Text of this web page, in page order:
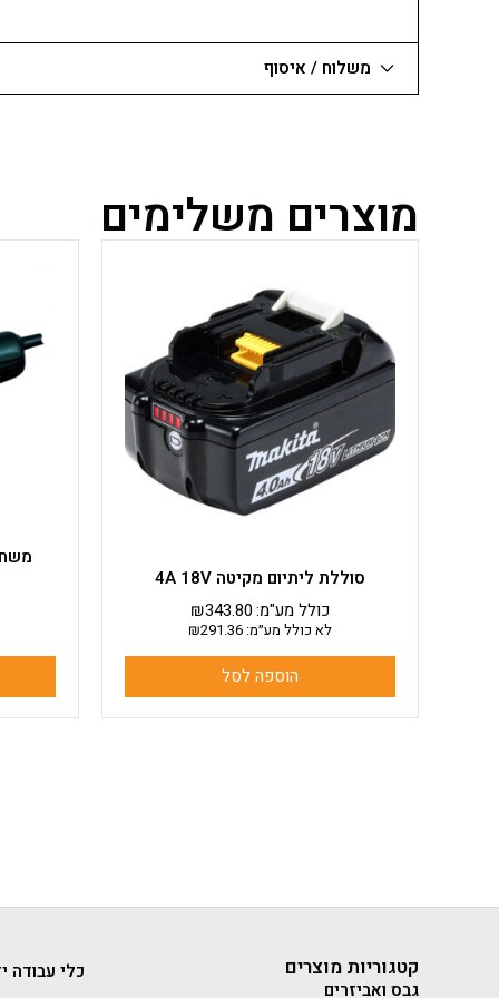
משלוח / איסוף
מוצרים משלימים
סוללת ליתיום מקיטה 4A 18V
₪343.80כולל מע"מ:
לא כולל מע״מ: ₪291.36
הוספה לסל
קטגוריות מוצרים
גבס ואביזרים
כלי עבודה